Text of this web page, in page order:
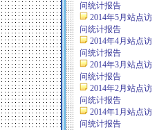
问统计报告
2014年5月站点访
问统计报告
2014年4月站点访
问统计报告
2014年3月站点访
问统计报告
2014年2月站点访
问统计报告
2014年1月站点访
问统计报告